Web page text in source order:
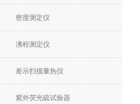
密度测定仪
沸程测定仪
差示扫描量热仪
紫外荧光硫试验器